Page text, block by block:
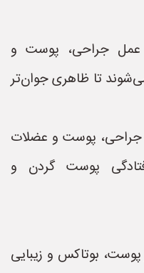
جراحی، پوست و
تا ظاهری جوان‌تر
پوست و عضلات
پوست گردن و
پوست، بوتاکس و زیبایی